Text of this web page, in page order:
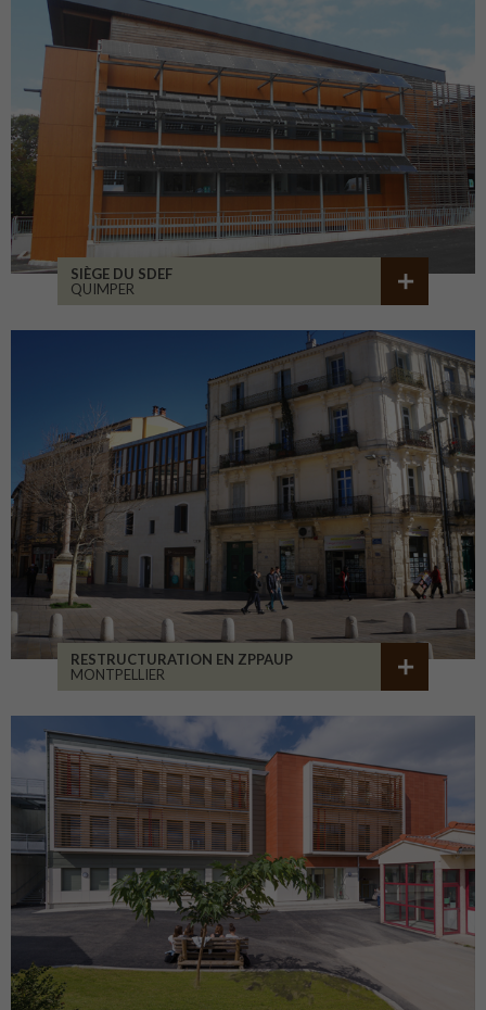
SIÈGE DU SDEF
QUIMPER
RESTRUCTURATION EN ZPPAUP
MONTPELLIER